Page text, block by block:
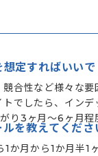
定すればいいで
合性など様々な
でしたら、イン
り3ヶ月～6ヶ月
を教えてくださ
か月から1か月半1